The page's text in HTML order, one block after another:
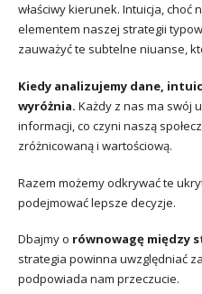
właściwy kierunek. Intuicja, choć
elementem naszej strategii
zauważyć te subtelne niuanse,
Kiedy analizujemy dane,
wyróżnia. Każdy z nas ma swój
informacji, co czyni naszą
zróżnicowaną i wartościową.
Razem możemy odkrywać te
podejmować lepsze decyzje.
Dbajmy o równowagę między
strategia powinna uwzględniać
podpowiada nam przeczucie.